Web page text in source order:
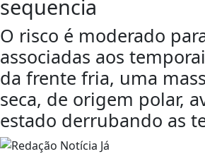
sequencia
O risco é moderado
associadas aos
da frente fria, uma
seca, de origem polar,
estado derrubando as